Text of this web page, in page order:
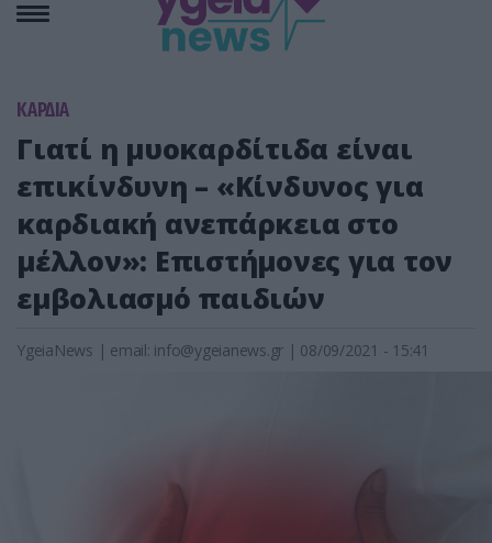
KΑΡΔΙΑ
Γιατί η μυοκαρδίτιδα είναι
επικίνδυνη – «Κίνδυνος για
καρδιακή ανεπάρκεια στο
μέλλον»: Επιστήμονες για τον
εμβολιασμό παιδιών
YgeiaNews | email: info@ygeianews.gr | 08/09/2021 - 15:41